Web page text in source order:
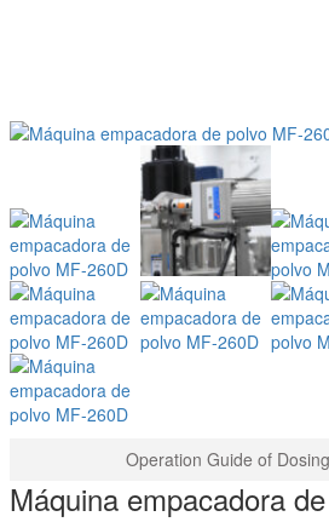
Operation Guide of
Máquina empacadora